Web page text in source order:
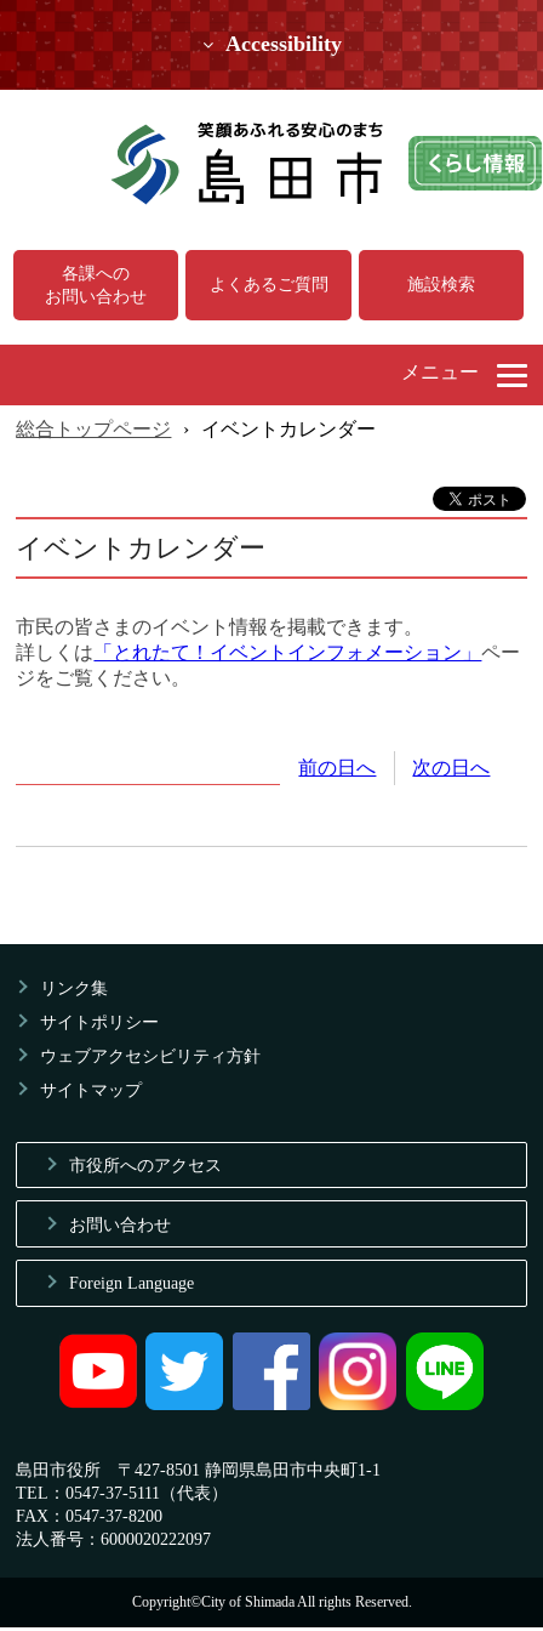
Accessibility
各課への
お問い合わせ
よくあるご質問 施設検索
メニュー
総合トップページ › イベントカレンダー
イベントカレンダー
市民の皆さまのイベント情報を掲載できます。
詳しくは 「とれたて！イベントインフォメーション」ペー
ジをご覧ください。
前の日へ 次の日へ
リンク集
サイトポリシー
ウェブアクセシビリティ方針
サイトマップ
市役所へのアクセス
お問い合わせ
Foreign Language
島田市役所 〒427-8501 静岡県島田市中央町1-1
TEL：0547-37-5111（代表）
FAX：0547-37-8200
法人番号：6000020222097
Copyright©City of Shimada All rights Reserved.